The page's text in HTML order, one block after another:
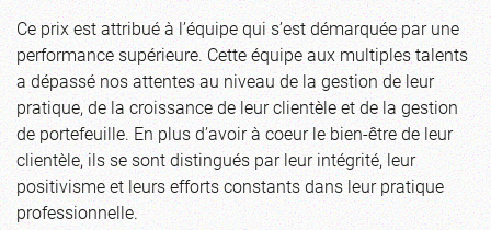
Ce prix est attribué à l’équipe qui s’est démarquée par une
performance supérieure. Cette équipe aux multiples talents
a dépassé nos attentes au niveau de la gestion de leur
pratique, de la croissance de leur clientèle et de la gestion
de portefeuille. En plus d’avoir à coeur le bien-être de leur
clientèle, ils se sont distingués par leur intégrité, leur
positivisme et leurs efforts constants dans leur pratique
professionnelle.